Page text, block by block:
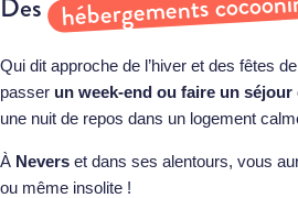
Des
Qui dit approche de l’hiver et des fêtes
passer un week-end ou faire un séjour
une nuit de repos dans un logement
À Nevers et dans ses alentours, vous
ou même insolite !